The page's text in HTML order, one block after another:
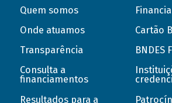
Quem somos
Onde atuamos
Transparência
Consulta a
financiamentos
Resultados para a
Cartão
BNDES